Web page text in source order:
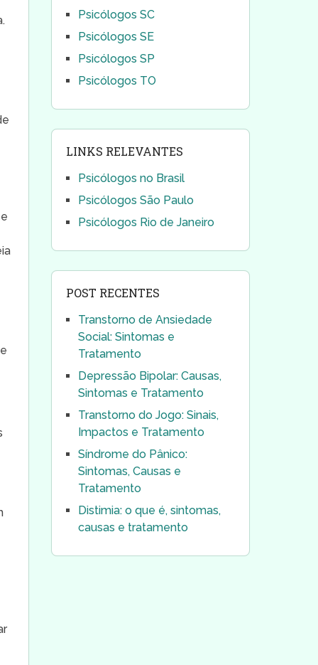
Psicólogos SC
Psicólogos SE
Psicólogos SP
Psicólogos TO
LINKS RELEVANTES
Psicólogos no Brasil
Psicólogos São Paulo
Psicólogos Rio de Janeiro
POST RECENTES
Transtorno de Ansiedade
Social: Sintomas e
Tratamento
Depressão Bipolar: Causas,
Sintomas e Tratamento
Transtorno do Jogo: Sinais,
Impactos e Tratamento
Síndrome do Pânico:
Sintomas, Causas e
Tratamento
Distimia: o que é, sintomas,
causas e tratamento